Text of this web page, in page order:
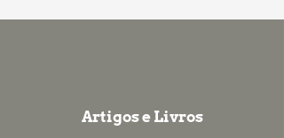
Artigos e Livros